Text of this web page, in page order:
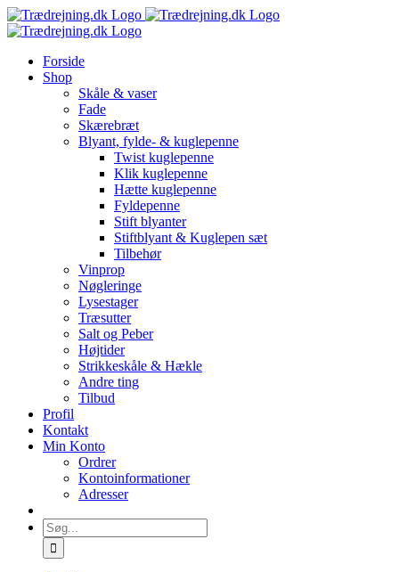
Skip
to
Forside
Shop
Skåle & vaser
Fade
Skærebræt
Blyant, fylde- & kuglepenne
Twist kuglepenne
Klik kuglepenne
Hætte kuglepenne
Fyldepenne
Stift blyanter
Stiftblyant & Kuglepen sæt
Tilbehør
Vinprop
Nøgleringe
Lysestager
Træsutter
Salt og Peber
Højtider
Strikkeskåle & Hækle
Andre ting
Tilbud
Profil
Kontakt
Min Konto
Ordrer
Kontoinformationer
Adresser
Søg
efter: